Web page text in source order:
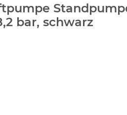
bar, schwarz